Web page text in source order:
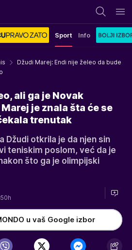
Sport Info
Džudi Marej: Endi nije želeo da bude
ali ga je Novak
je znala šta će se
trenutak
Džudi otkrila je da njen sin
teniskim poslom, već da je
što ga je olimpijski
u vaš Google izbor